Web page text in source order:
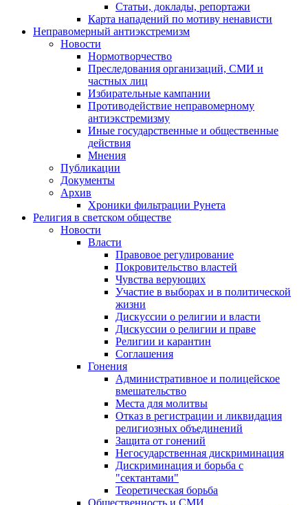
Статьи, доклады, репортажи
Карта нападений по мотиву ненависти
Неправомерный антиэкстремизм
Новости
Нормотворчество
Преследования организаций, СМИ и
частных лиц
Избирательные кампании
Противодействие неправомерному
антиэкстремизму
Иные государственные и общественные
действия
Мнения
Публикации
Документы
Архив
Хроники фильтрации Рунета
Религия в светском обществе
Новости
Власти
Правовое регулирование
Покровительство властей
Чувства верующих
Участие в выборах и в политической
жизни
Дискуссии о религии и власти
Дискуссии о религии и праве
Религии и карантин
Соглашения
Гонения
Административное и полицейское
вмешательство
Места для молитвы
Отказ в регистрации и ликвидация
религиозных объединений
Защита от гонений
Негосударственная дискриминация
Дискриминация и борьба с
"сектантами"
Теоретическая борьба